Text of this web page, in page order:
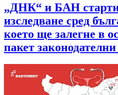
„ДНК“ и БАН
изследване сред
което ще залегне в
пакет